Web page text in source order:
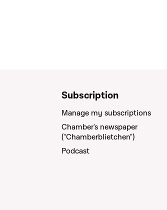
Subscription
Manage my subscriptions
Chamber's newspaper
("Chamberblietchen")
Podcast